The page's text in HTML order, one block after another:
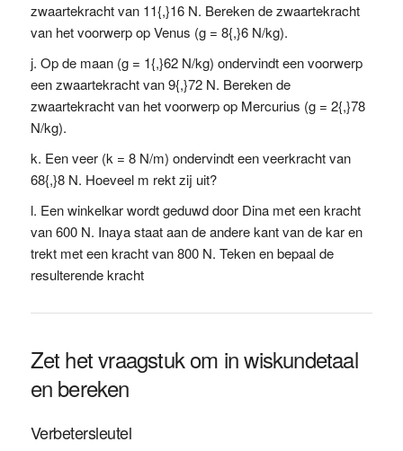
zwaartekracht van 11{,}16 N. Bereken de zwaartekracht
van het voorwerp op Venus (g = 8{,}6 N/kg).
Op de maan (g = 1{,}62 N/kg) ondervindt een voorwerp
een zwaartekracht van 9{,}72 N. Bereken de
zwaartekracht van het voorwerp op Mercurius (g = 2{,}78
N/kg).
Een veer (k = 8 N/m) ondervindt een veerkracht van
68{,}8 N. Hoeveel m rekt zij uit?
Een winkelkar wordt geduwd door Dina met een kracht
van 600 N. Inaya staat aan de andere kant van de kar en
trekt met een kracht van 800 N. Teken en bepaal de
resulterende kracht
Zet het vraagstuk om in wiskundetaal
en bereken
Verbetersleutel